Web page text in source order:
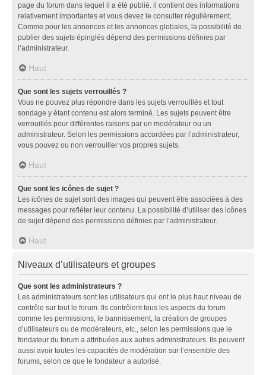
page du forum dans lequel il a été publié. il contient des informations
relativement importantes et vous devez le consulter régulièrement.
Comme pour les annonces et les annonces globales, la possibilité de
publier des sujets épinglés dépend des permissions définies par
l’administrateur.
Haut
Que sont les sujets verrouillés ?
Vous ne pouvez plus répondre dans les sujets verrouillés et tout
sondage y étant contenu est alors terminé. Les sujets peuvent être
verrouillés pour différentes raisons par un modérateur ou un
administrateur. Selon les permissions accordées par l’administrateur,
vous pouvez ou non verrouiller vos propres sujets.
Haut
Que sont les icônes de sujet ?
Les icônes de sujet sont des images qui peuvent être associées à des
messages pour refléter leur contenu. La possibilité d’utiliser des icônes
de sujet dépend des permissions définies par l’administrateur.
Haut
Niveaux d’utilisateurs et groupes
Que sont les administrateurs ?
Les administrateurs sont les utilisateurs qui ont le plus haut niveau de
contrôle sur tout le forum. Ils contrôlent tous les aspects du forum
comme les permissions, le bannissement, la création de groupes
d’utilisateurs ou de modérateurs, etc., selon les permissions que le
fondateur du forum a attribuées aux autres administrateurs. Ils peuvent
aussi avoir toutes les capacités de modération sur l’ensemble des
forums, selon ce que le fondateur a autorisé.